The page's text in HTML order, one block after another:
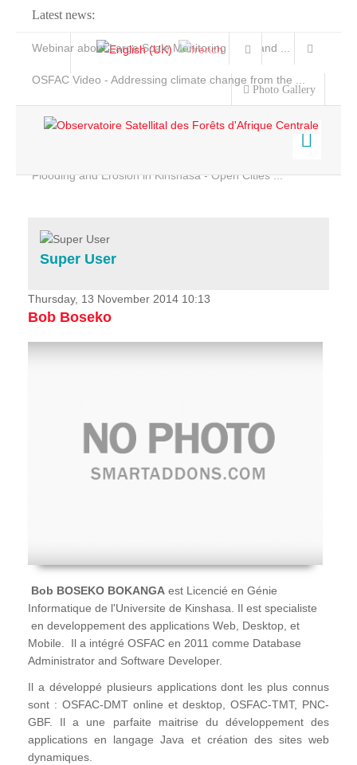
Latest news:
Webinar about Large Scale Monitoring and Land ...
OSFAC Video - Addressing climate change from the ...
Flooding and Erosion in Kinshasa - Open Cities ...
Photo Gallery
Home
Services
Projects
News & Stories
Super User
Thursday, 13 November 2014 10:13
Bob Boseko
Bob BOSEKO BOKANGA est Licencié en Génie
Informatique de l'Universite de Kinshasa. Il est specialiste
en developpement des applications Web, Desktop, et
Mobile. Il a intégré OSFAC en 2011 comme Database
Administrator and Software Developer.
Il a développé plusieurs applications dont les plus connus
sont : OSFAC-DMT online et desktop, OSFAC-TMT, PNC-
GBF. Il a une parfaite maitrise du développement des
applications en langage Java et création des sites web
dynamiques.